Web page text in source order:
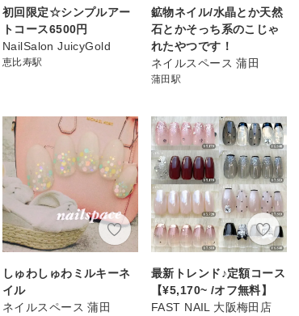
初回限定☆シンプルアー
トコース6500円
NailSalon JuicyGold
恵比寿駅
鉱物ネイル/水晶とか天然
石とかそっち系のこじゃ
れたやつです！
ネイルスペース 蒲田
蒲田駅
しゅわしゅわミルキーネ
イル
ネイルスペース 蒲田
最新トレンド♪定額コース
【¥5,170~ /オフ無料】
FAST NAIL 大阪梅田店